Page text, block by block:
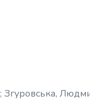
; Згуровська,